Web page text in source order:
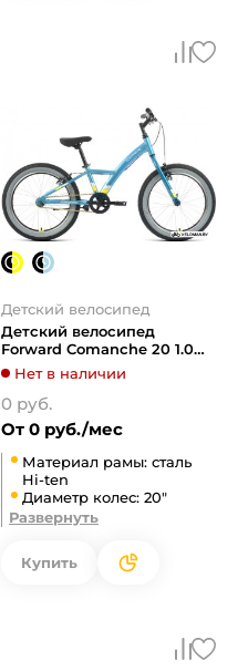
Детский велосипед
Детский велосипед
Forward Comanche 20 1.0
2022 (голубой/желтый)
Нет в наличии
0 руб.
От 0 руб./мес
Материал рамы: сталь
Hi-ten
Диаметр колес: 20"
Развернуть
Купить